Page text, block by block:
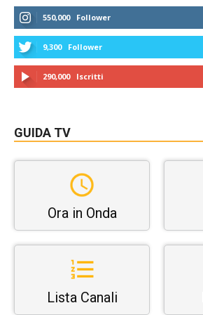
550,000 Follower
9,300 Follower
290,000 Iscritti
GUIDA TV
Ora in Onda
Lista Canali